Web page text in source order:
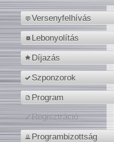
Versenyfelhívás
Lebonyolítás
Díjazás
Szponzorok
Program
Regisztráció
Programbizottság